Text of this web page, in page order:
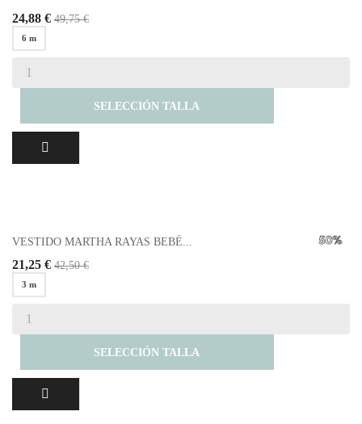
24,88 € 49,75 €
6 m
SELECCIÓN TALLA
VESTIDO MARTHA RAYAS BEBÉ...
21,25 € 42,50 €
3 m
SELECCIÓN TALLA